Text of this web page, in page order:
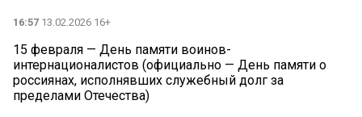
16:57 13.02.2026 16+
15 февраля — День памяти воинов-
интернационалистов (официально — День памяти о
россиянах, исполнявших служебный долг за
пределами Отечества)